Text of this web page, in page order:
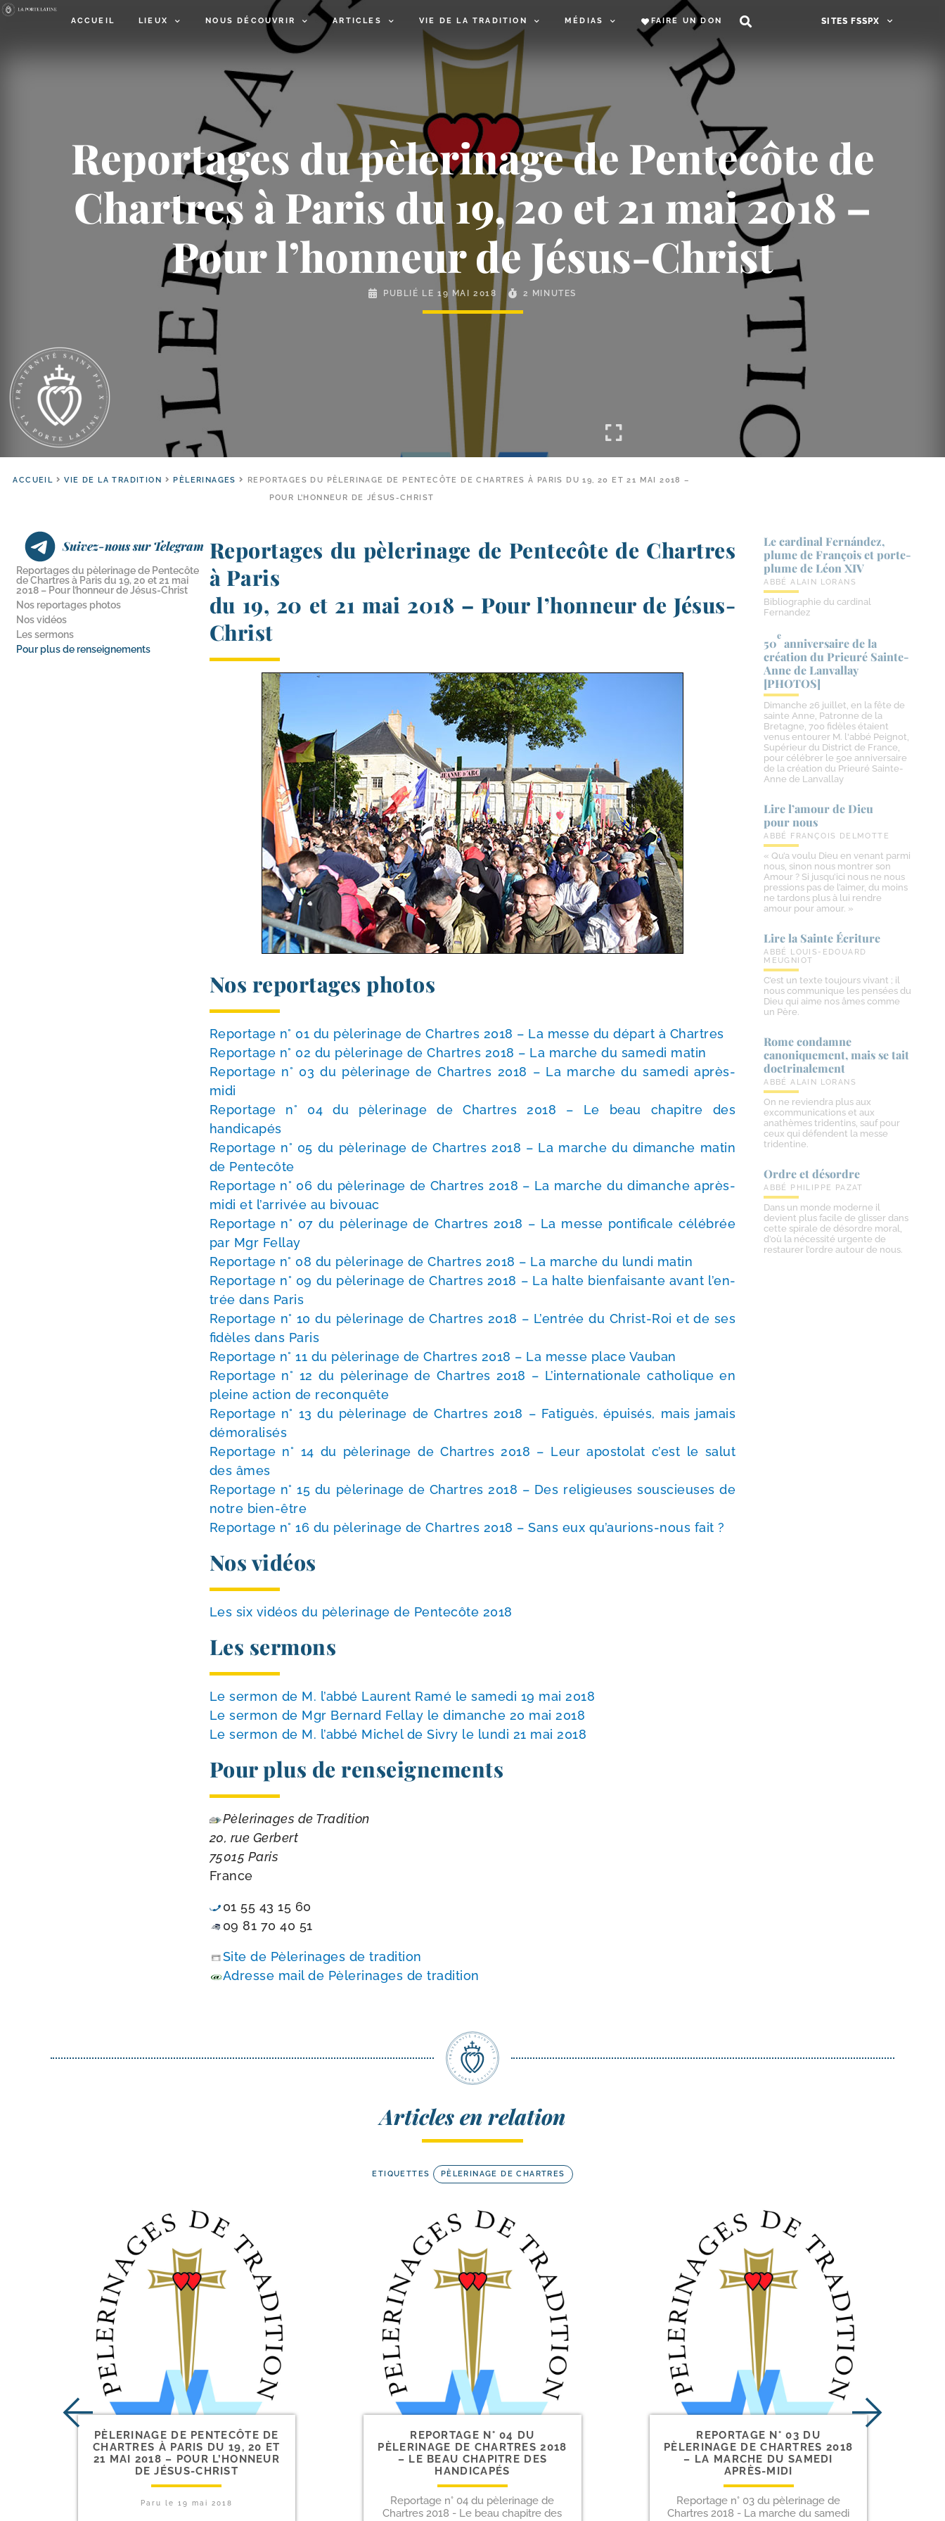
ACCUEIL LIEUX NOUS DÉCOUVRIR ARTICLES VIE DE LA TRADITION MÉDIAS FAIRE UN DON SITES FSSPX
Reportages du pèlerinage de Pentecôte de
Chartres à Paris du 19, 20 et 21 mai 2018 –
Pour l’honneur de Jésus-Christ
PUBLIÉ LE 19 MAI 2018 2 MINUTES
ACCUEIL VIE DE LA TRADITION PÈLERINAGES
REPORTAGES DU PÈLERINAGE DE PENTECÔTE DE CHARTRES À PARIS DU 19, 20 ET 21 MAI 2018 –
POUR L’HONNEUR DE JÉSUS-CHRIST
Suivez-nous sur Telegram
Reportages du pèlerinage de Pentecôte
de Chartres à Paris du 19, 20 et 21 mai
2018 – Pour l’honneur de Jésus-Christ
Nos reportages photos
Nos vidéos
Les sermons
Pour plus de renseignements
Reportages du pèlerinage de Pentecôte de Chartres
à Paris
du 19, 20 et 21 mai 2018 – Pour l’honneur de Jésus-
Christ
Nos reportages photos
Reportage n° 01 du pèle­ri­nage de Chartres 2018 – La messe du départ à Chartres
Reportage n° 02 du pèle­ri­nage de Chartres 2018 – La marche du same­di matin
Reportage n° 03 du pèle­ri­nage de Chartres 2018 – La marche du same­di après-
midi
Reportage n° 04 du pèle­ri­nage de Chartres 2018 – Le beau cha­pitre des
handicapés
Reportage n° 05 du pèle­ri­nage de Chartres 2018 – La marche du dimanche matin
de Pentecôte
Reportage n° 06 du pèle­ri­nage de Chartres 2018 – La marche du dimanche après-​
midi et l’ar­ri­vée au bivouac
Reportage n° 07 du pèle­ri­nage de Chartres 2018 – La messe pon­ti­fi­cale célé­brée
par Mgr Fellay
Reportage n° 08 du pèle­ri­nage de Chartres 2018 – La marche du lun­di matin
Reportage n° 09 du pèle­ri­nage de Chartres 2018 – La halte bien­fai­sante avant l’en­
trée dans Paris
Reportage n° 10 du pèle­ri­nage de Chartres 2018 – L’entrée du Christ-​Roi et de ses
fidèles dans Paris
Reportage n° 11 du pèle­ri­nage de Chartres 2018 – La messe place Vauban
Reportage n° 12 du pèle­ri­nage de Chartres 2018 – L’internationale catho­lique en
pleine action de reconquête
Reportage n° 13 du pèle­ri­nage de Chartres 2018 – Fatiguès, épui­sés, mais jamais
démoralisés
Reportage n° 14 du pèle­ri­nage de Chartres 2018 – Leur apos­to­lat c’est le salut
des âmes
Reportage n° 15 du pèle­ri­nage de Chartres 2018 – Des reli­gieuses sous­cieuses de
notre bien-être
Reportage n° 16 du pèle­ri­nage de Chartres 2018 – Sans eux qu’aurions-​nous fait ?
Nos vidéos
Les six vidéos du pèle­ri­nage de Pentecôte 2018
Les sermons
Le ser­mon de M. l’ab­bé Laurent Ramé le same­di 19 mai 2018
Le ser­mon de Mgr Bernard Fellay le dimanche 20 mai 2018
Le ser­mon de M. l’ab­bé Michel de Sivry le lun­di 21 mai 2018
Pour plus de renseignements
Pèlerinages de Tradition
20, rue Gerbert
75015 Paris
France
01 55 43 15 60
09 81 70 40 51
Site de Pèlerinages de tradition
Adresse mail de Pèlerinages de tradition
Le cardinal Fernández,
plume de François et porte-​
plume de Léon XIV
ABBÉ ALAIN LORANS
Bibliographie du cardinal
Fernandez
50
e
anniversaire de la
création du Prieuré Sainte-​
Anne de Lanvallay
[PHOTOS]
Dimanche 26 juillet, en la fête de
sainte Anne, Patronne de la
Bretagne, 700 fidèles étaient
venus entourer M. l'abbé Peignot,
Supérieur du District de France,
pour célébrer le 50e anniversaire
de la création du Prieuré Sainte-
Anne de Lanvallay
Lire l’amour de Dieu
pour nous
ABBÉ FRANÇOIS DELMOTTE
« Qu’a voulu Dieu en venant parmi
nous, sinon nous montrer son
Amour ? Si jusqu’ici nous ne nous
pressions pas de l’aimer, du moins
ne tardons plus à lui rendre
amour pour amour. »
Lire la Sainte Écriture
ABBÉ LOUIS-EDOUARD
MEUGNIOT
C’est un texte toujours vivant ; il
nous communique les pensées du
Dieu qui aime nos âmes comme
un Père.
Rome condamne
canoniquement, mais se tait
doctrinalement
ABBÉ ALAIN LORANS
On ne reviendra plus aux
excommunications et aux
anathèmes tridentins, sauf pour
ceux qui défendent la messe
tridentine.
Ordre et désordre
ABBÉ PHILIPPE PAZAT
Dans un monde moderne il
devient plus facile de glisser dans
cette spirale de désordre moral,
d’où la nécessité urgente de
restaurer l’ordre autour de nous.
Articles en relation
ETIQUETTES PÈLERINAGE DE CHARTRES
PÈLERINAGE DE PENTECÔTE DE
CHARTRES À PARIS DU 19, 20 ET
21 MAI 2018 – POUR L’HONNEUR
DE JÉSUS-CHRIST
Paru le 19 mai 2018
REPORTAGE N° 04 DU
PÈLERINAGE DE CHARTRES 2018
– LE BEAU CHAPITRE DES
HANDICAPÉS
Reportage n° 04 du pèlerinage de
Chartres 2018 - Le beau chapitre des
REPORTAGE N° 03 DU
PÈLERINAGE DE CHARTRES 2018
– LA MARCHE DU SAMEDI
APRÈS-MIDI
Reportage n° 03 du pèlerinage de
Chartres 2018 - La marche du samedi